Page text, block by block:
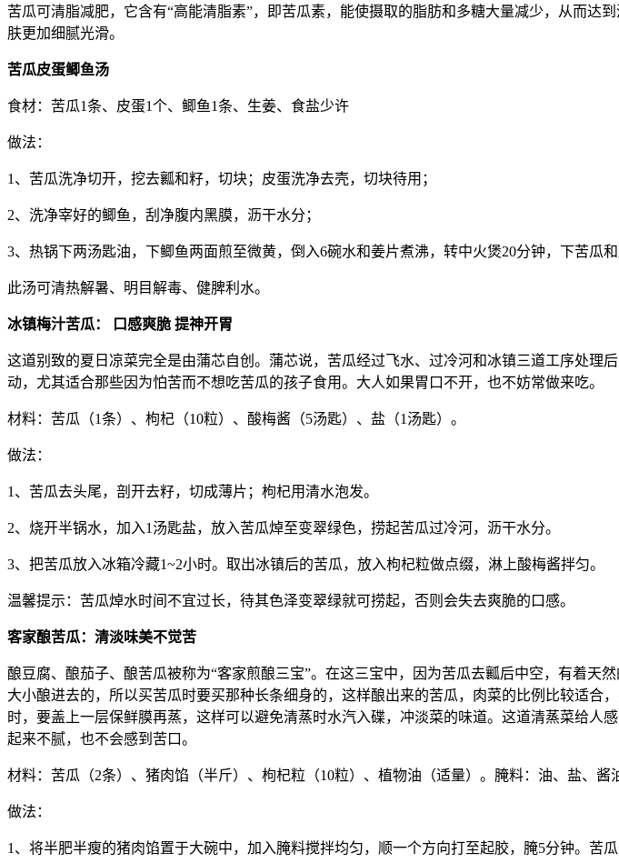
苦瓜可清脂减肥，它含有“高能清脂素”，即苦瓜素，能使摄取的脂肪和多糖大量减少，从而
肤更加细腻光滑。
苦瓜皮蛋鲫鱼汤
食材：苦瓜1条、皮蛋1个、鲫鱼1条、生姜、食盐少许
做法：
1、苦瓜洗净切开，挖去瓤和籽，切块；皮蛋洗净去壳，切块待用；
2、洗净宰好的鲫鱼，刮净腹内黑膜，沥干水分；
3、热锅下两汤匙油，下鲫鱼两面煎至微黄，倒入6碗水和姜片煮沸，转中火煲20分钟，下苦瓜
此汤可清热解暑、明目解毒、健脾利水。
冰镇梅汁苦瓜： 口感爽脆 提神开胃
这道别致的夏日凉菜完全是由蒲芯自创。蒲芯说，苦瓜经过飞水、过冷河和冰镇三道工序处
动，尤其适合那些因为怕苦而不想吃苦瓜的孩子食用。大人如果胃口不开，也不妨常做来吃。
材料：苦瓜（1条）、枸杞（10粒）、酸梅酱（5汤匙）、盐（1汤匙）。
做法：
1、苦瓜去头尾，剖开去籽，切成薄片；枸杞用清水泡发。
2、烧开半锅水，加入1汤匙盐，放入苦瓜焯至变翠绿色，捞起苦瓜过冷河，沥干水分。
3、把苦瓜放入冰箱冷藏1~2小时。取出冰镇后的苦瓜，放入枸杞粒做点缀，淋上酸梅酱拌匀。
温馨提示：苦瓜焯水时间不宜过长，待其色泽变翠绿就可捞起，否则会失去爽脆的口感。
客家酿苦瓜：清淡味美不觉苦
酿豆腐、酿茄子、酿苦瓜被称为“客家煎酿三宝”。在这三宝中，因为苦瓜去瓤后中空，有着
大小酿进去的，所以买苦瓜时要买那种长条细身的，这样酿出来的苦瓜，肉菜的比例比较适
时，要盖上一层保鲜膜再蒸，这样可以避免清蒸时水汽入碟，冲淡菜的味道。这道清蒸菜给
起来不腻，也不会感到苦口。
材料：苦瓜（2条）、猪肉馅（半斤）、枸杞粒（10粒）、植物油（适量）。腌料：油、盐、酱
做法：
1、将半肥半瘦的猪肉馅置于大碗中，加入腌料搅拌均匀，顺一个方向打至起胶，腌5分钟。苦